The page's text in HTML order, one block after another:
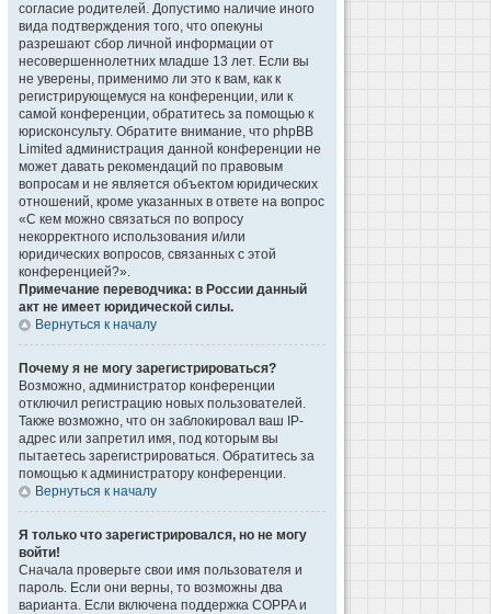
согласие родителей. Допустимо наличие иного
вида подтверждения того, что опекуны
разрешают сбор личной информации от
несовершеннолетних младше 13 лет. Если вы
не уверены, применимо ли это к вам, как к
регистрирующемуся на конференции, или к
самой конференции, обратитесь за помощью к
юрисконсульту. Обратите внимание, что phpBB
Limited администрация данной конференции не
может давать рекомендаций по правовым
вопросам и не является объектом юридических
отношений, кроме указанных в ответе на вопрос
«С кем можно связаться по вопросу
некорректного использования и/или
юридических вопросов, связанных с этой
конференцией?».
Примечание переводчика: в России данный
акт не имеет юридической силы.
Вернуться к началу
Почему я не могу зарегистрироваться?
Возможно, администратор конференции
отключил регистрацию новых пользователей.
Также возможно, что он заблокировал ваш IP-
адрес или запретил имя, под которым вы
пытаетесь зарегистрироваться. Обратитесь за
помощью к администратору конференции.
Вернуться к началу
Я только что зарегистрировался, но не могу
войти!
Сначала проверьте свои имя пользователя и
пароль. Если они верны, то возможны два
варианта. Если включена поддержка COPPA и